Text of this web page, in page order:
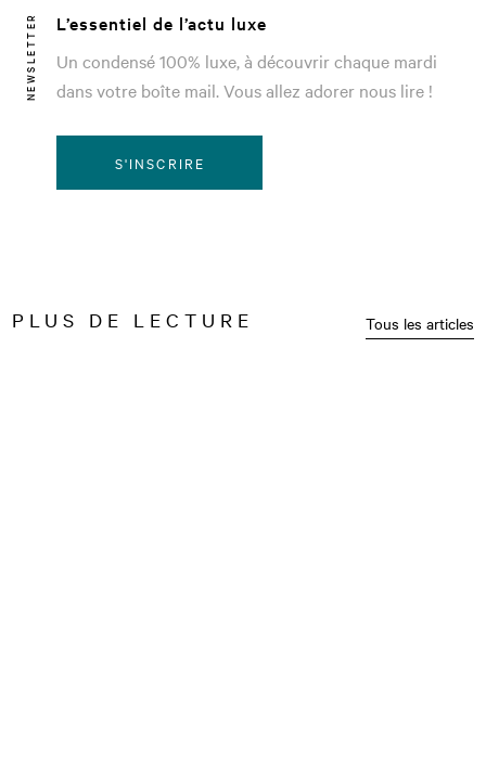
NEWSLETTER
L’essentiel de l’actu luxe
Un condensé 100% luxe, à découvrir chaque mardi
dans votre boîte mail. Vous allez adorer nous lire !
S'INSCRIRE
PLUS DE LECTURE Tous les articles